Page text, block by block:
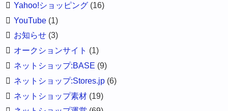
Yahoo!ショッピング (16)
YouTube (1)
お知らせ (3)
オークションサイト (1)
ネットショップ:BASE (9)
ネットショップ:Stores.jp (6)
ネットショップ素材 (19)